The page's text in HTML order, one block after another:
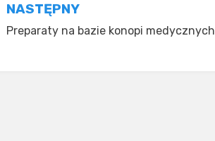
NASTĘPNY
Preparaty na bazie konopi medycznych